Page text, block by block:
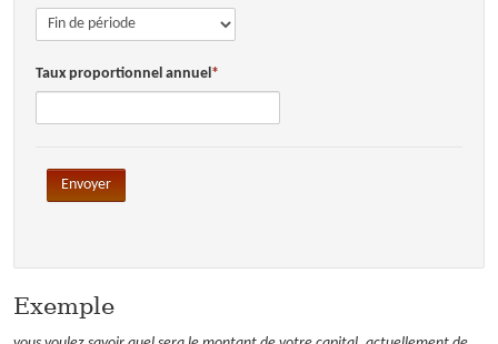
Taux proportionnel annuel
Envoyer
Exemple